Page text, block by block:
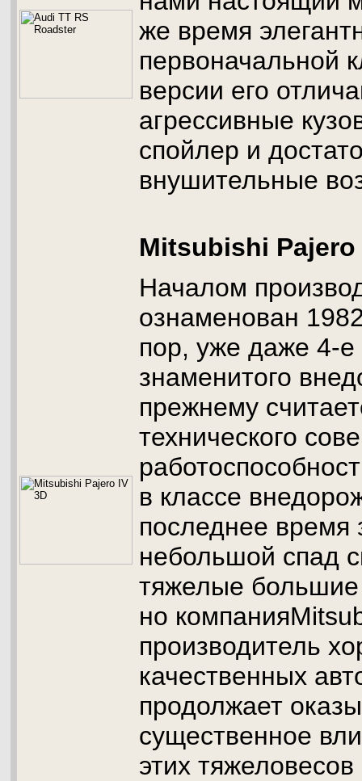
же время
первоначальной
версии его
агрессивные
спойлер и
внушительные
Mitsubishi Pajero
Началом
ознаменован
пор, уже даже 4-е
знаменитого
прежнему
технического
в классе
последнее время
небольшой спад
тяжелые
но
производитель
качественных
продолжает
существенное
этих